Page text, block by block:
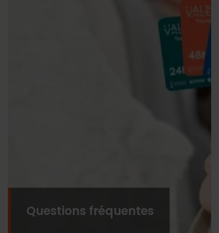
Questions fréquentes